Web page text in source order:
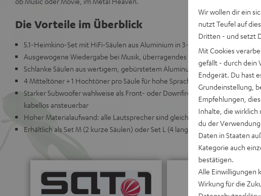
Die Vorteile im Überblick
5.1-Heimkino-Set mit HiFi-Säulen aus Aluminium in 3-Wege-Technik
Ausgewogene Wiedergabe bei Musik, überragendes Mittendringefühl bei
Schlanke Säulen aus wertigem, gebürstetem Aluminum für perfekte
4 Mitteltöner + 1 Hochtöner pro Säule für hohe Sprachverständlichkeit &
Starker Subwoofer wahlweise als Front- oder Downfire-Subwoofer
kabellos ansteuerbar
Hoher Materialaufwand: alle Lautsprecher sind gleich bestückt für beste
Erhältlich als Set M (2 kurze Säulen) oder Set L (4 lange Säulen), passend für
Wir wollen dir ein
nutzt Teufel auf
Dritten - und setzt
Mit Cookies
gefällt - durch dein
Endgerät. Du hast
Grundeinstellung,
Empfehlungen,
Inhalte, die wirklich
du der
Daten in Staaten
Kategorie auch
bestätigen.
Alle Einwilligungen
Wirkung für die